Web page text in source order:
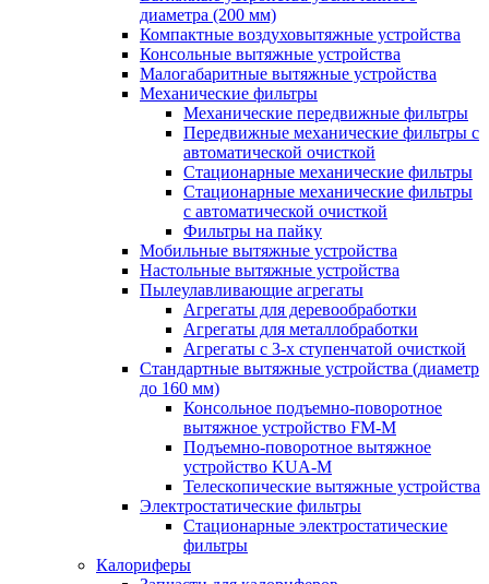
диаметра (200 мм)
Компактные воздуховытяжные устройства
Консольные вытяжные устройства
Малогабаритные вытяжные устройства
Механические фильтры
Механические передвижные фильтры
Передвижные механические фильтры с
автоматической очисткой
Стационарные механические фильтры
Стационарные механические фильтры
с автоматической очисткой
Фильтры на пайку
Мобильные вытяжные устройства
Настольные вытяжные устройства
Пылеулавливающие агрегаты
Агрегаты для деревообработки
Агрегаты для металлобработки
Агрегаты с 3-х ступенчатой очисткой
Стандартные вытяжные устройства (диаметр
до 160 мм)
Консольное подъемно-поворотное
вытяжное устройство FM-M
Подъемно-поворотное вытяжное
устройство KUA-M
Телескопические вытяжные устройства
Электростатические фильтры
Стационарные электростатические
фильтры
Калориферы